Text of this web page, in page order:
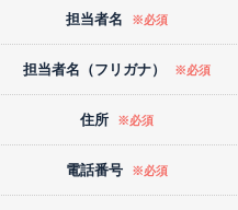
担当者名 ※必須
担当者名（フリガナ） ※必須
住所 ※必須
電話番号 ※必須